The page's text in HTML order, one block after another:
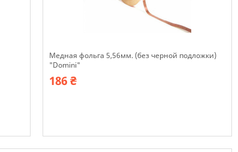
Медная фольга 5,56мм. (без черной подложки)
"Domini"
186 ₴